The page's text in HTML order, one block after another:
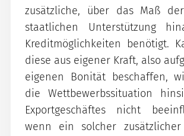
zusätzliche, über das Maß
staatlichen Unterstützung
Kreditmöglichkeiten benötigt.
diese aus eigener Kraft, also
eigenen Bonität beschaffen,
die Wettbewerbssituation
Exportgeschäftes nicht
wenn ein solcher